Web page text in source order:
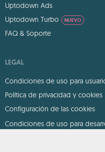
Uptodown Ads
Uptodown Turbo
NUEVO
FAQ & Soporte
LEGAL
Condiciones de uso para
Política de privacidad y cookies
Configuración de las cookies
Condiciones de uso para